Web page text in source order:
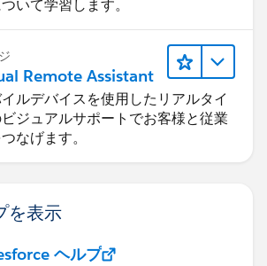
いて学習します。
Remote Assistant
ルデバイスを使用したリアルタイ
ジュアルサポートでお客様と従業
なげます。
を表示
ヘルプ